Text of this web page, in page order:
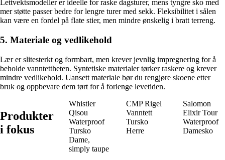
Lettvektsmodeller er ideelle for raske dagsturer, mens tyngre sko med
mer støtte passer bedre for lengre turer med sekk. Fleksibilitet i sålen
kan være en fordel på flate stier, men mindre ønskelig i bratt terreng.
5. Materiale og vedlikehold
Lær er slitesterkt og formbart, men krever jevnlig impregnering for å
beholde vanntettheten. Syntetiske materialer tørker raskere og krever
mindre vedlikehold. Uansett materiale bør du rengjøre skoene etter
bruk og oppbevare dem tørt for å forlenge levetiden.
Produkter
i fokus
Whistler
Qisou
Waterproof
Tursko
Dame,
simply taupe
CMP Rigel
Vanntett
Tursko
Herre
Salomon
Elixir Tour
Waterproof
Damesko